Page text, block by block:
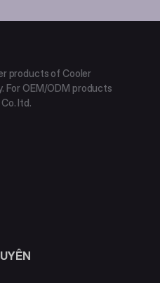
products of Cooler
For OEM/ODM products
ltd.